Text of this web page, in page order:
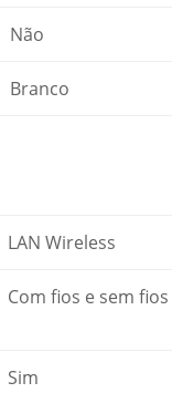
Não
Branco
LAN Wireless
Com fios e sem fios
Sim